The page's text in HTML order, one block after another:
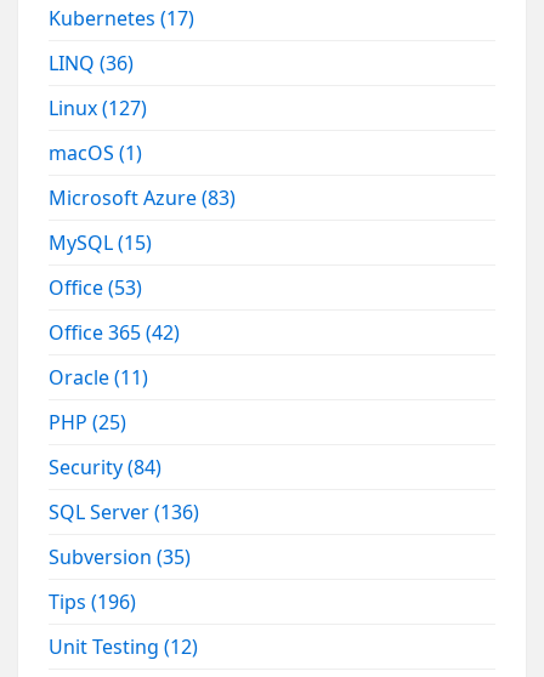
Kubernetes(17)
LINQ(36)
Linux(127)
macOS(1)
Microsoft Azure(83)
MySQL(15)
Office(53)
Office 365(42)
Oracle(11)
PHP(25)
Security(84)
SQL Server(136)
Subversion(35)
Tips(196)
Unit Testing(12)